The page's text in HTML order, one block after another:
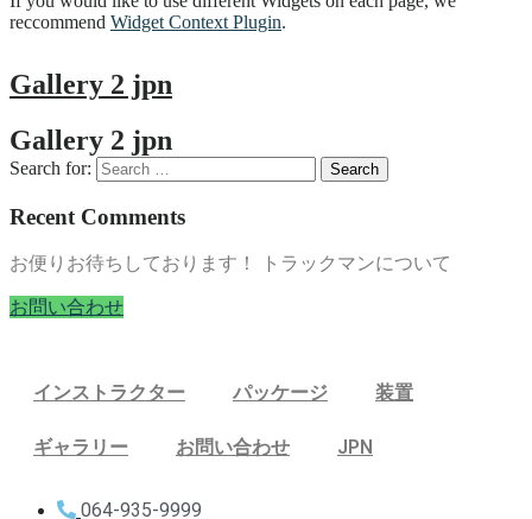
reccommend Widget Context Plugin.
Gallery 2 jpn
Gallery 2 jpn
Search for:
Recent Comments
お便りお待ちしております！ トラックマンについて
お問い合わせ
インストラクター パッケージ 装置
ギャラリー お問い合わせ JPN
064-935-9999